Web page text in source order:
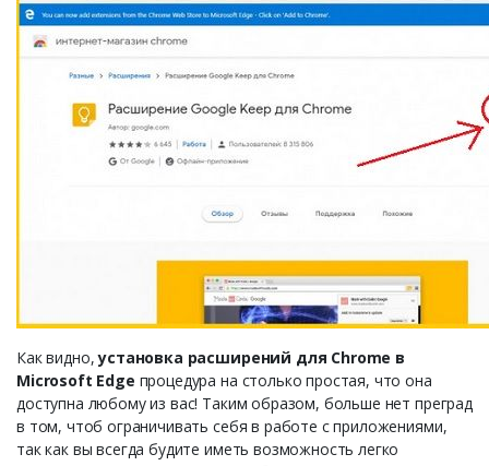
Как видно,установка расширений для Chrome в
Microsoft Edge процедура на столько простая, что она
доступна любому из вас! Таким образом, больше нет преград
в том, чтоб ограничивать себя в работе с приложениями,
так как вы всегда будите иметь возможность легко